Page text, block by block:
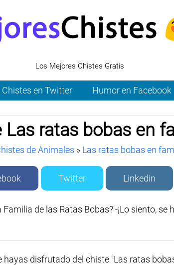
Los Mejores Chistes Gratis
Chistes en Twitter Humor en Facebook
Las ratas bobas en
de Animales » Las ratas bobas en
Twitter Linkedin
de las Ratas Bobas? -¡Lo siento, se
hayas disfrutado del chiste "Las ratas